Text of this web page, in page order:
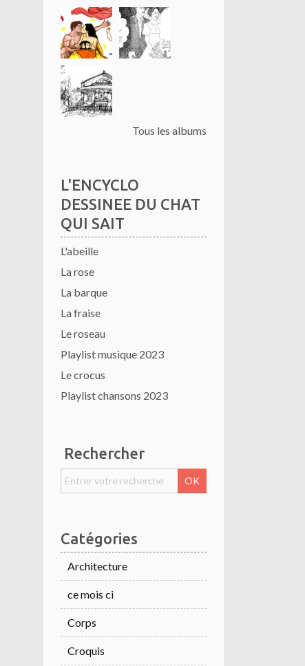
Tous les albums
L'ENCYCLO
DESSINEE DU CHAT
QUI SAIT
L'abeille
La rose
La barque
La fraise
Le roseau
Playlist musique 2023
Le crocus
Playlist chansons 2023
Rechercher
Catégories
Architecture
ce mois ci
Corps
Croquis